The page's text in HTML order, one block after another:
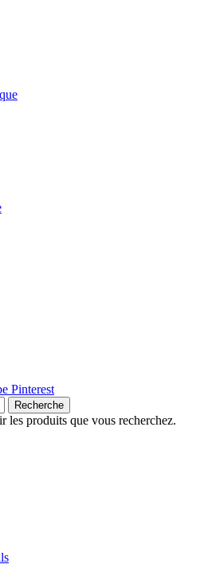
Pinterest
Recherche
les produits que vous recherchez.